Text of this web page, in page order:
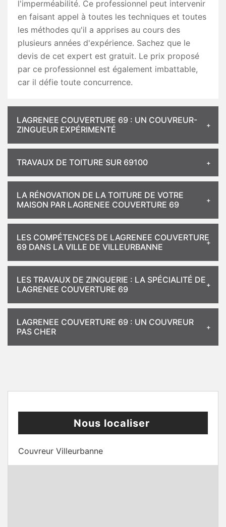
l'imperméabilité. Ce professionnel peut intervenir
en faisant appel à toutes les techniques et toutes
les méthodes qu'il a apprises au cours des
plusieurs années d'expérience. Sachez que le
devis de cet expert est gratuit. Le prix proposé
par ce professionnel est également imbattable,
car il défie toute concurrence.
LAGRENEE COUVERTURE 69 : UN COUVREUR-
ZINGUEUR EXPÉRIMENTÉ
TRAVAUX DE TOITURE SUR 69100
LA RÉNOVATION DE LA TOITURE DE VOTRE
MAISON PAR LAGRENEE COUVERTURE 69
LES COMPÉTENCES DE LAGRENEE COUVERTURE
69 DANS LA VILLE DE VILLEURBANNE
LES TRAVAUX DE ZINGUERIE : LA SPÉCIALITÉ DE
LAGRENEE COUVERTURE 69
LAGRENEE COUVERTURE 69 : UN COUVREUR
PAS CHER
Nous localiser
Couvreur Villeurbanne